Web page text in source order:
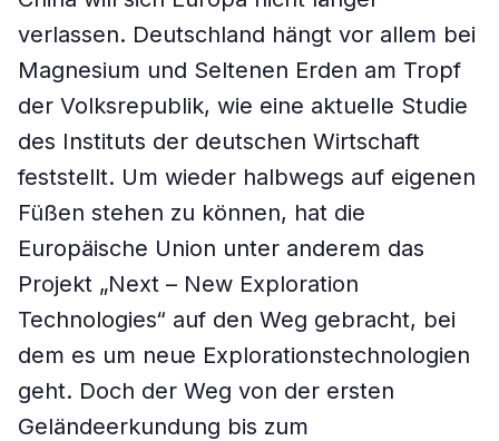
verlassen. Deutschland hängt vor allem bei
Magnesium und Seltenen Erden am Tropf
der Volksrepublik, wie eine aktuelle Studie
des Instituts der deutschen Wirtschaft
feststellt. Um wieder halbwegs auf eigenen
Füßen stehen zu können, hat die
Europäische Union unter anderem das
Projekt „Next – New Exploration
Technologies“ auf den Weg gebracht, bei
dem es um neue Explorationstechnologien
geht. Doch der Weg von der ersten
Geländeerkundung bis zum